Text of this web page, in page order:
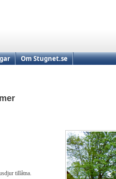
Om Stugnet.se
tillåtna.